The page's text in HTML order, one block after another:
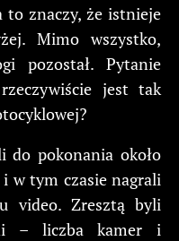
to znaczy, że istnieje
Mimo wszystko,
pozostał. Pytanie
jest tak
do pokonania około
w tym czasie nagrali
video. Zresztą byli
– liczba kamer i